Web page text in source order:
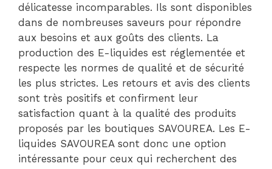
délicatesse incomparables. Ils sont disponibles
dans de nombreuses saveurs pour répondre
aux besoins et aux goûts des clients. La
production des E-liquides est réglementée et
respecte les normes de qualité et de sécurité
les plus strictes. Les retours et avis des clients
sont très positifs et confirment leur
satisfaction quant à la qualité des produits
proposés par les boutiques SAVOUREA. Les E-
liquides SAVOUREA sont donc une option
intéressante pour ceux qui recherchent des